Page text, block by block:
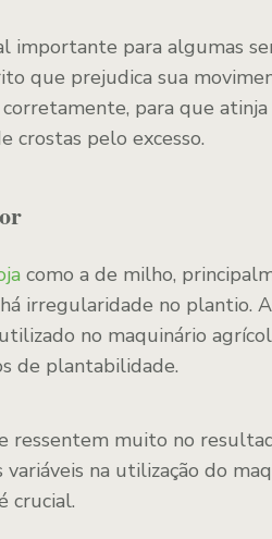
importante para algumas
que prejudica sua
para que
crostas pelo excesso.
como a de milho,
irregularidade no plantio.
no maquinário
de plantabilidade.
ressentem muito no
na utilização do
crucial.